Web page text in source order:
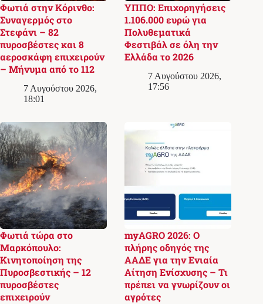
Φωτιά στην Κόρινθο:
Συναγερμός στο
Στεφάνι – 82
πυροσβέστες και 8
αεροσκάφη επιχειρούν
– Μήνυμα από το 112
7 Αυγούστου 2026,
18:01
ΥΠΠΟ: Επιχορηγήσεις
1.106.000 ευρώ για
Πολυθεματικά
Φεστιβάλ σε όλη την
Ελλάδα το 2026
7 Αυγούστου 2026,
17:56
Φωτιά τώρα στο
Μαρκόπουλο:
Κινητοποίηση της
Πυροσβεστικής – 12
πυροσβέστες
επιχειρούν
myAGRO 2026: Ο
πλήρης οδηγός της
ΑΑΔΕ για την Ενιαία
Αίτηση Ενίσχυσης – Τι
πρέπει να γνωρίζουν οι
αγρότες